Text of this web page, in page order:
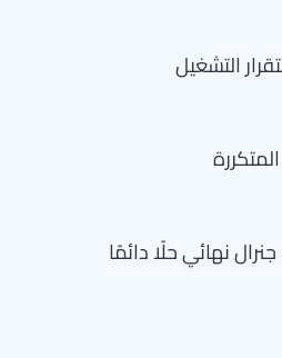
التشغيل
نهائي حلًا دائمًا